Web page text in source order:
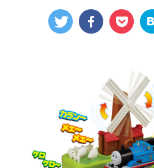
カプセルプラレール（きかんしゃト
クルーズトレインDXシリーズ シ
テコロシリーズ・はじめてのプラレ
プラレール博 in TOKYO
ベーシックセット・車両レールセッ